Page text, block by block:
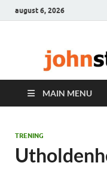
august 6, 2026
MAIN MENU
TRENING